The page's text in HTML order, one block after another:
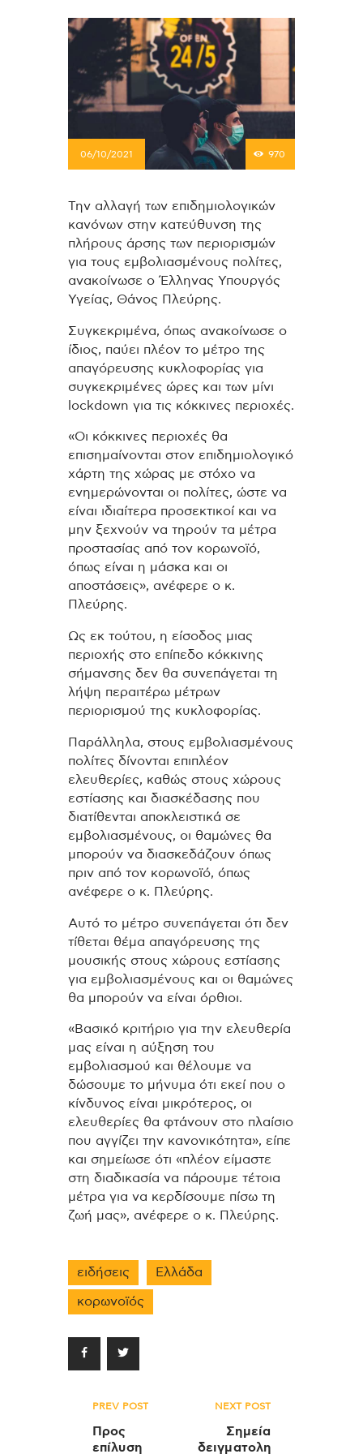
06/10/2021 970
Την αλλαγή των επιδημιολογικών
κανόνων στην κατεύθυνση της
πλήρους άρσης των περιορισμών
για τους εμβολιασμένους πολίτες,
ανακοίνωσε ο Έλληνας Υπουργός
Υγείας, Θάνος Πλεύρης.
Συγκεκριμένα, όπως ανακοίνωσε ο
ίδιος, παύει πλέον το μέτρο της
απαγόρευσης κυκλοφορίας για
συγκεκριμένες ώρες και των μίνι
lockdown για τις κόκκινες περιοχές.
«Οι κόκκινες περιοχές θα
επισημαίνονται στον επιδημιολογικό
χάρτη της χώρας με στόχο να
ενημερώνονται οι πολίτες, ώστε να
είναι ιδιαίτερα προσεκτικοί και να
μην ξεχνούν να τηρούν τα μέτρα
προστασίας από τον κορωνοϊό,
όπως είναι η μάσκα και οι
αποστάσεις», ανέφερε ο κ.
Πλεύρης.
Ως εκ τούτου, η είσοδος μιας
περιοχής στο επίπεδο κόκκινης
σήμανσης δεν θα συνεπάγεται τη
λήψη περαιτέρω μέτρων
περιορισμού της κυκλοφορίας.
Παράλληλα, στους εμβολιασμένους
πολίτες δίνονται επιπλέον
ελευθερίες, καθώς στους χώρους
εστίασης και διασκέδασης που
διατίθενται αποκλειστικά σε
εμβολιασμένους, οι θαμώνες θα
μπορούν να διασκεδάζουν όπως
πριν από τον κορωνοϊό, όπως
ανέφερε ο κ. Πλεύρης.
Αυτό το μέτρο συνεπάγεται ότι δεν
τίθεται θέμα απαγόρευσης της
μουσικής στους χώρους εστίασης
για εμβολιασμένους και οι θαμώνες
θα μπορούν να είναι όρθιοι.
«Βασικό κριτήριο για την ελευθερία
μας είναι η αύξηση του
εμβολιασμού και θέλουμε να
δώσουμε το μήνυμα ότι εκεί που ο
κίνδυνος είναι μικρότερος, οι
ελευθερίες θα φτάνουν στο πλαίσιο
που αγγίζει την κανονικότητα», είπε
και σημείωσε ότι «πλέον είμαστε
στη διαδικασία να πάρουμε τέτοια
μέτρα για να κερδίσουμε πίσω τη
ζωή μας», ανέφερε ο κ. Πλεύρης.
ειδήσεις Ελλάδα
κορωνοϊός
Πλοήγηση
άρθρων
PREV POST
Προς
επίλυση
NEXT POST
Σημεία
δειγματολη